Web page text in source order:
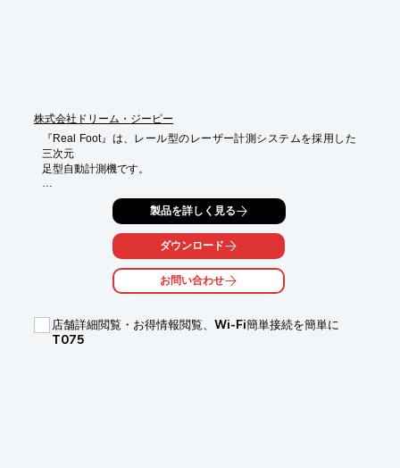
株式会社ドリーム・ジーピー
『Real Foot』は、レール型のレーザー計測システムを採用した
三次元
足型自動計測機です。
片足わずか約15秒で、足の形状を立体的に計測。足首から下の
「つま先」「足裏」などの片足約3万ヶ所を計測し足型を正確に
また、専用のキャリーケースでイベントなどでも容易に設置が可
■片足15秒で立体計測
■クラウド管理
製品を詳しく見る
ダウンロード
お問い合わせ
店舗詳細閲覧・お得情報閲覧、Wi-Fi簡単接続を簡単に
T075